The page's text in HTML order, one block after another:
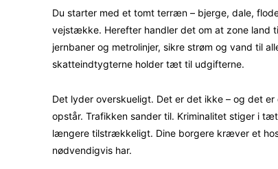
Du starter med et tomt terræn – bjerge, dale,
vejstække. Herefter handler det om at zone land
jernbaner og metrolinjer, sikre strøm og vand til
skatteindtygterne holder tæt til udgifterne.
Det lyder overskueligt. Det er det ikke – og det
opstår. Trafikken sander til. Kriminalitet stiger i
længere tilstrækkeligt. Dine borgere kræver et
nødvendigvis har.